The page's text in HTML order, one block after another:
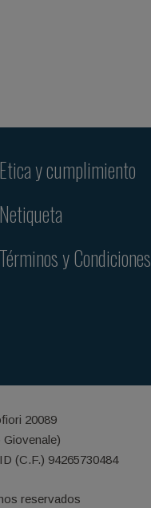
Etica y cumplimiento
Netiqueta
Términos y Condiciones
20089
(C.F.) 94265730484
reservados